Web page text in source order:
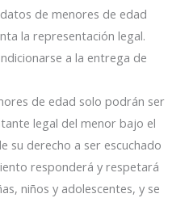
de menores de edad
la representación legal.
a la entrega de
de edad solo podrán ser
legal del menor bajo el
su derecho a ser escuchado
responderá y respetará
niños y adolescentes, y se